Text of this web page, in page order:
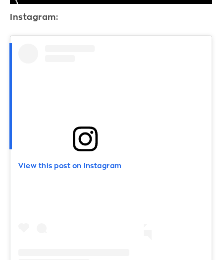
Instagram:
View this post on Instagram